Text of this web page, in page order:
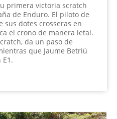
primera victoria scratch
de Enduro. El piloto de
sus dotes crosseras en
el crono de manera letal.
da un paso de
que Jaume Betriú